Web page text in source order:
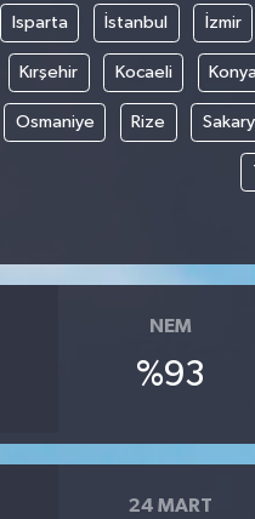
Isparta İstanbul İzmir
Kırşehir Kocaeli
Osmaniye Rize
NEM
%93
24 MART